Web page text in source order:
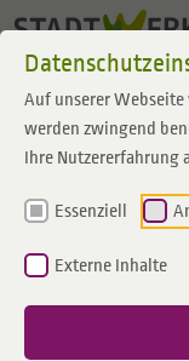
Auf unserer
werden zwingend
Ihre Nutzererfahrung
Essenziell
Externe Inhalte
Zum Inhalt springen